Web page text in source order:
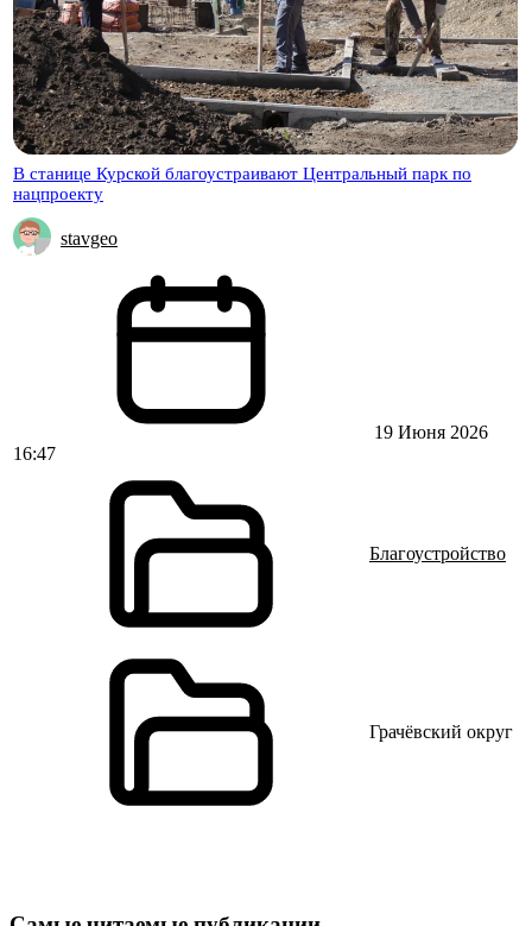
В станице Курской благоустраивают Центральный парк по
нацпроекту
stavgeo
19 Июня 2026
16:47
Благоустройство
Грачёвский округ